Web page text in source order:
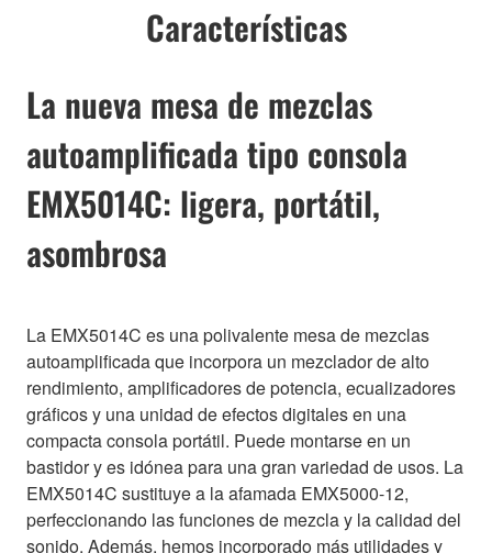
Características
La nueva mesa de mezclas
autoamplificada tipo consola
EMX5014C: ligera, portátil,
asombrosa
La EMX5014C es una polivalente mesa de mezclas
autoamplificada que incorpora un mezclador de alto
rendimiento, amplificadores de potencia, ecualizadores
gráficos y una unidad de efectos digitales en una
compacta consola portátil. Puede montarse en un
bastidor y es idónea para una gran variedad de usos. La
EMX5014C sustituye a la afamada EMX5000-12,
perfeccionando las funciones de mezcla y la calidad del
sonido. Además, hemos incorporado más utilidades y